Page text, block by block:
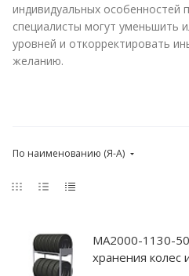
индивидуальных
специалисты могут уменьшить
уровней и откорректировать
желанию.
По наименованию (Я-А)
МА2000-1130-
хранения колес